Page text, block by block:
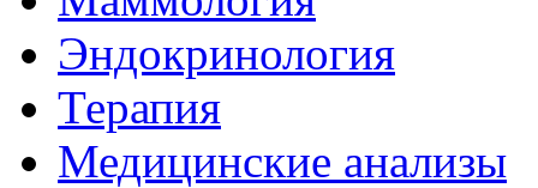
Эндокринология
Терапия
Медицинские анализы